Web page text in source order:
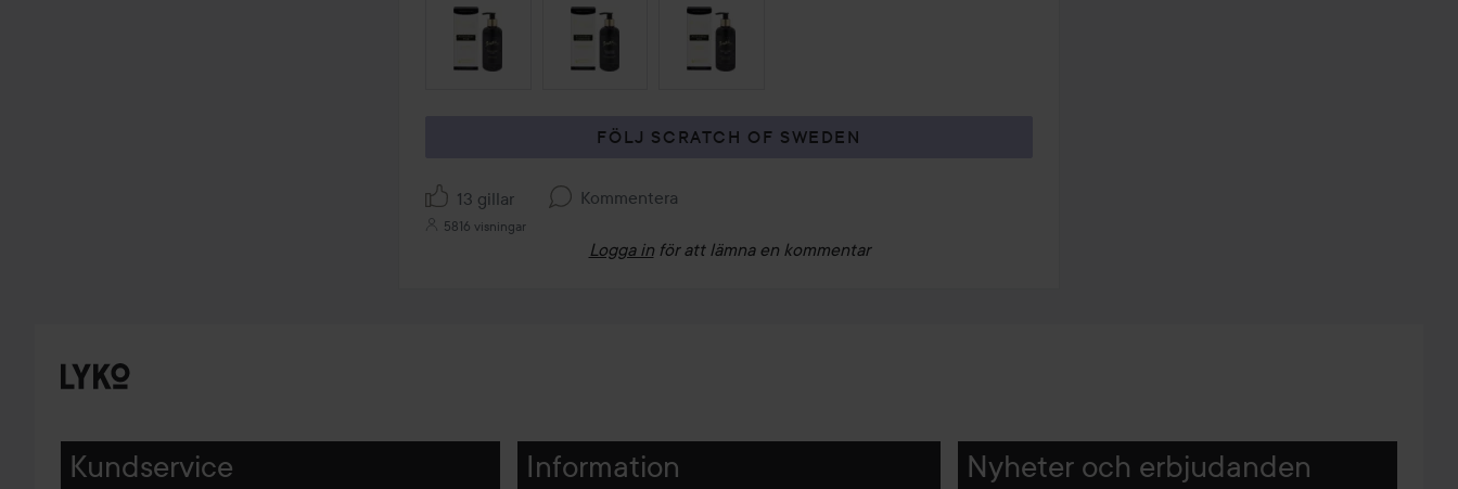
HOPPA ÖVER SEKTIONEN
FÖLJ SCRATCH OF SWEDEN
13 gillar Kommentera
5816 visningar
Logga in för att lämna en kommentar
Kundservice Information Nyheter och erbjudanden